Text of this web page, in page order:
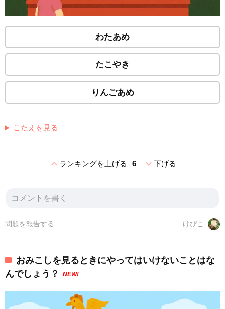
わたあめ
たこやき
りんごあめ
こたえを見る
expand_lessランキングを上げる 6 expand_more下げる
けぴこ
問題を報告する
おみこしを見るときにやってはいけないことはな
んでしょう？
NEW!